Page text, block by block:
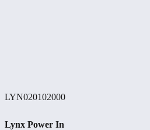
LYN020102000
Lynx Power In